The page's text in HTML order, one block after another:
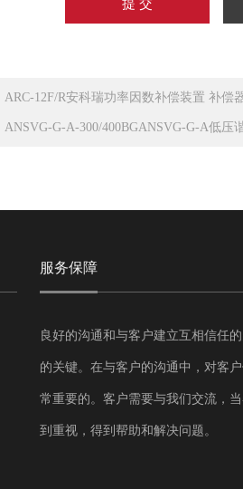
ARC-12F/R安科瑞功率因数补偿装置 补偿
ANSVG-G-A-300/400BGANSVG-G-A低压
服务保障
良好的沟通和与客户建立互相信任
的关键。在与客户的沟通中，对客
常重要的。客户需要与我们交流，
到重视，得到帮助和解决问题。